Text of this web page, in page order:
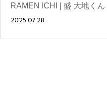
#狸の一
RAMEN ICHI | 盛 大地くん
2025.07.28